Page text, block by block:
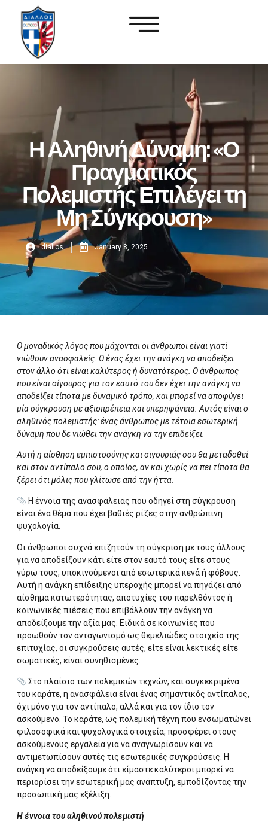
Η Αληθινή Δύναμη: «Ο
Πραγματικός
Πολεμιστής Επιλέγει τη
Μη Σύγκρουση»
diallos January 8, 2025
Ο μοναδικός λόγος που μάχονται οι άνθρωποι είναι γιατί
νιώθουν ανασφαλείς. Ο ένας έχει την ανάγκη να αποδείξει
στον άλλο ότι είναι καλύτερος ή δυνατότερος. Ο άνθρωπος
που είναι σίγουρος για τον εαυτό του δεν έχει την ανάγκη να
αποδείξει τίποτα με δυναμικό τρόπο, και μπορεί να αποφύγει
μία σύγκρουση με αξιοπρέπεια και υπερηφάνεια. Αυτός είναι ο
αληθινός πολεμιστής: ένας άνθρωπος με τέτοια εσωτερική
δύναμη που δε νιώθει την ανάγκη να την επιδείξει.
Αυτή η αίσθηση εμπιστοσύνης και σιγουριάς σου θα μεταδοθεί
και στον αντίπαλο σου, ο οποίος, αν και χωρίς να πει τίποτα θα
ξέρει ότι μόλις που γλίτωσε από την ήττα.
Η έννοια της ανασφάλειας που οδηγεί στη σύγκρουση
είναι ένα θέμα που έχει βαθιές ρίζες στην ανθρώπινη
ψυχολογία.
Οι άνθρωποι συχνά επιζητούν τη σύγκριση με τους άλλους
για να αποδείξουν κάτι είτε στον εαυτό τους είτε στους
γύρω τους, υποκινούμενοι από εσωτερικά κενά ή φόβους.
Αυτή η ανάγκη επίδειξης υπεροχής μπορεί να πηγάζει από
αίσθημα κατωτερότητας, αποτυχίες του παρελθόντος ή
κοινωνικές πιέσεις που επιβάλλουν την ανάγκη να
αποδείξουμε την αξία μας. Ειδικά σε κοινωνίες που
προωθούν τον ανταγωνισμό ως θεμελιώδες στοιχείο της
επιτυχίας, οι συγκρούσεις αυτές, είτε είναι λεκτικές είτε
σωματικές, είναι συνηθισμένες.
Στο πλαίσιο των πολεμικών τεχνών, και συγκεκριμένα
του καράτε, η ανασφάλεια είναι ένας σημαντικός αντίπαλος,
όχι μόνο για τον αντίπαλο, αλλά και για τον ίδιο τον
ασκούμενο. Το καράτε, ως πολεμική τέχνη που ενσωματώνει
φιλοσοφικά και ψυχολογικά στοιχεία, προσφέρει στους
ασκούμενους εργαλεία για να αναγνωρίσουν και να
αντιμετωπίσουν αυτές τις εσωτερικές συγκρούσεις. Η
ανάγκη να αποδείξουμε ότι είμαστε καλύτεροι μπορεί να
περιορίσει την εσωτερική μας ανάπτυξη, εμποδίζοντας την
προσωπική μας εξέλιξη.
Η έννοια του αληθινού πολεμιστή